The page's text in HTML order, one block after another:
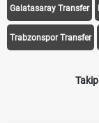
Galatasaray Transfer
Trabzonspor Transfer